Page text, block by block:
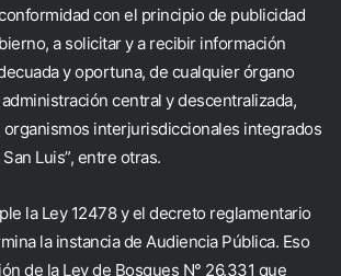
con el principio de publicidad
a solicitar y a recibir información
y oportuna, de cualquier órgano
central y descentralizada,
interjurisdiccionales integrados
Luis”, entre otras.
la Ley 12478 y el decreto reglamentario
la instancia de Audiencia Pública. Eso
de la Ley de Bosques N° 26.331 que